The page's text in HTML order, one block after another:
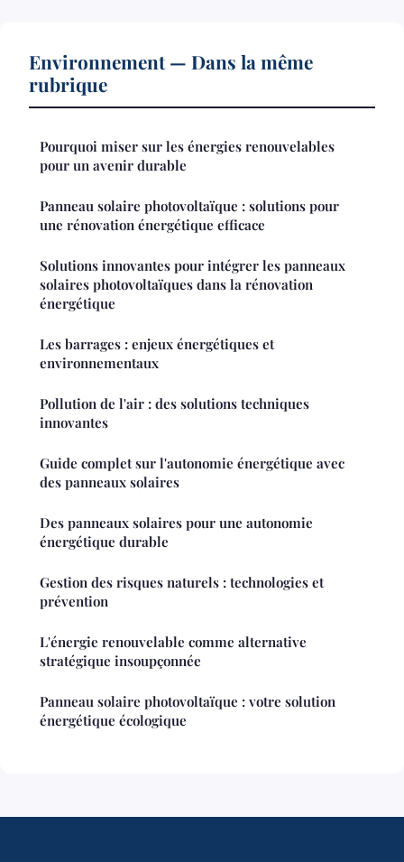
Environnement — Dans la même
rubrique
Pourquoi miser sur les énergies renouvelables
pour un avenir durable
Panneau solaire photovoltaïque : solutions pour
une rénovation énergétique efficace
Solutions innovantes pour intégrer les panneaux
solaires photovoltaïques dans la rénovation
énergétique
Les barrages : enjeux énergétiques et
environnementaux
Pollution de l'air : des solutions techniques
innovantes
Guide complet sur l'autonomie énergétique avec
des panneaux solaires
Des panneaux solaires pour une autonomie
énergétique durable
Gestion des risques naturels : technologies et
prévention
L'énergie renouvelable comme alternative
stratégique insoupçonnée
Panneau solaire photovoltaïque : votre solution
énergétique écologique